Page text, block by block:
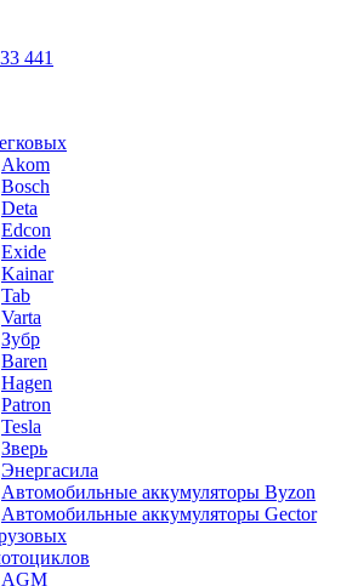
441
Akom
Bosch
Deta
Edcon
Exide
Kainar
Tab
Varta
Зубр
Baren
Hagen
Patron
Tesla
Зверь
Энергасила
Автомобильные аккумуляторы Byzon
Автомобильные аккумуляторы Gector
AGM